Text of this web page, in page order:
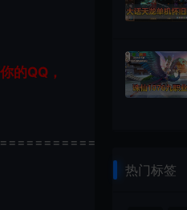
的QQ，
热门标签